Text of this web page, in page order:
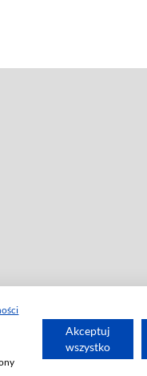
Akceptuj
wszystko